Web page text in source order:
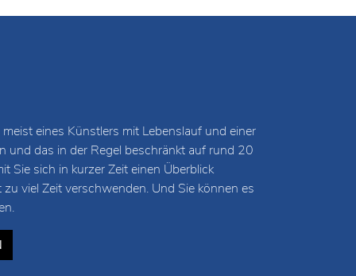
eines Künstlers mit Lebenslauf und einer
und das in der Regel beschränkt auf rund 20
Sie sich in kurzer Zeit einen Überblick
viel Zeit verschwenden. Und Sie können es